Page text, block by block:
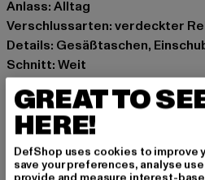
Anlass: Alltag
Verschlussarten: verdeckter
Details: Gesäßtaschen,
Schnitt: Weit
Kat.: Cargohosen
Farbe: camouflage
Hersteller Farbe: aluminium
Materialzusammensetzung:
GREAT TO
HERE!
DefShop uses cookies to improve
save your preferences, analyse